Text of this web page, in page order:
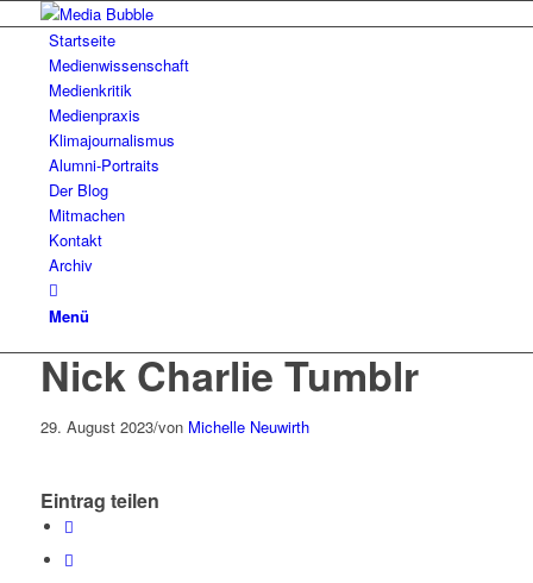
Startseite
Medienwissenschaft
Medienkritik
Medienpraxis
Klimajournalismus
Alumni-Portraits
Der Blog
Mitmachen
Kontakt
Archiv
Menü
Nick Charlie Tumblr
29. August 2023/von Michelle Neuwirth
Eintrag teilen